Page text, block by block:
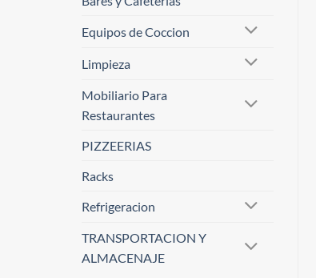
Equipos de Coccion
Limpieza
Mobiliario Para
Restaurantes
PIZZEERIAS
Racks
Refrigeracion
TRANSPORTACION Y
ALMACENAJE